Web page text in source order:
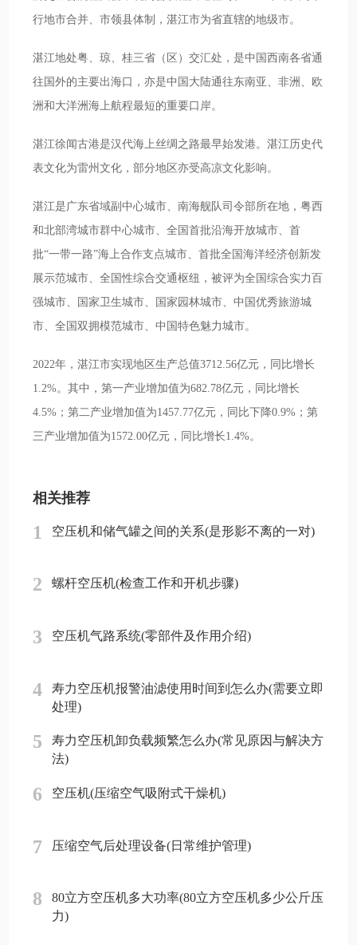
行地市合并、市领县体制，湛江市为省直辖的地级市。
湛江地处粤、琼、桂三省（区）交汇处，是中国西南各省通
往国外的主要出海口，亦是中国大陆通往东南亚、非洲、欧
洲和大洋洲海上航程最短的重要口岸。
湛江徐闻古港是汉代海上丝绸之路最早始发港。湛江历史代
表文化为雷州文化，部分地区亦受高凉文化影响。
湛江是广东省域副中心城市、南海舰队司令部所在地，粤西
和北部湾城市群中心城市、全国首批沿海开放城市、首
批“一带一路”海上合作支点城市、首批全国海洋经济创新发
展示范城市、全国性综合交通枢纽，被评为全国综合实力百
强城市、国家卫生城市、国家园林城市、中国优秀旅游城
市、全国双拥模范城市、中国特色魅力城市。
2022年，湛江市实现地区生产总值3712.56亿元，同比增长
1.2%。其中，第一产业增加值为682.78亿元，同比增长
4.5%；第二产业增加值为1457.77亿元，同比下降0.9%；第
三产业增加值为1572.00亿元，同比增长1.4%。
相关推荐
1 空压机和储气罐之间的关系(是形影不离的一对)
2 螺杆空压机(检查工作和开机步骤)
3 空压机气路系统(零部件及作用介绍)
4
寿力空压机报警油滤使用时间到怎么办(需要立即
处理)
5
寿力空压机卸负载频繁怎么办(常见原因与解决方
法)
6 空压机(压缩空气吸附式干燥机)
7 压缩空气后处理设备(日常维护管理)
8
80立方空压机多大功率(80立方空压机多少公斤压
力)